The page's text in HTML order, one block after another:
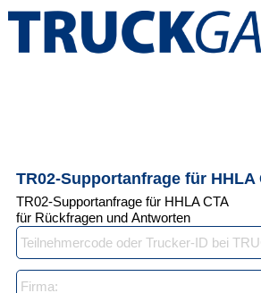
TR02-Supportanfrage für HHLA
TR02-Supportanfrage für HHLA CTA
für Rückfragen und Antworten